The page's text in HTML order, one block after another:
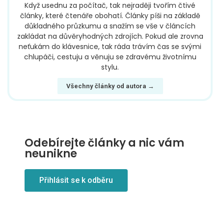
Když usednu za počítač, tak nejraději tvořím čtivé
články, které čtenáře obohatí. Články píši na základě
důkladného průzkumu a snažím se vše v článcích
zakládat na důvěryhodných zdrojích. Pokud ale zrovna
neťukám do klávesnice, tak ráda trávím čas se svými
chlupáči, cestuju a věnuju se zdravému životnímu
stylu.
Všechny články od autora →
Odebírejte články a nic vám
neunikne
Přihlásit se k odběru